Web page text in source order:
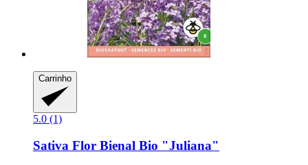
Carrinho
5.0 (1)
Sativa Flor Bienal Bio "Juliana"